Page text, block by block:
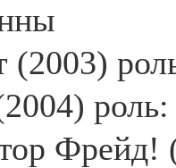
(2003)
Фрейд!